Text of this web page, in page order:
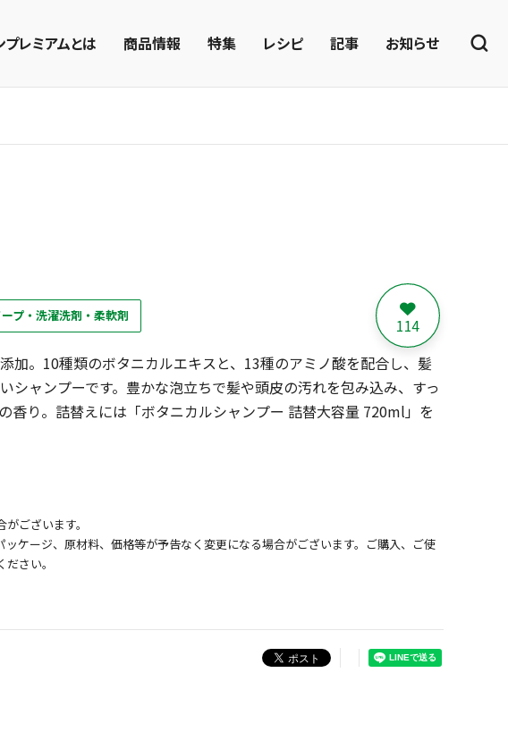
プレミアムとは 商品情報 特集 レシピ 記事 お知らせ
プ・洗濯洗剤・柔軟剤 114
加。10種類のボタニカルエキスと、13種のアミノ酸を配合し、髪
シャンプーです。豊かな泡立ちで髪や頭皮の汚れを包み込み、すっ
香り。詰替えには「ボタニカルシャンプー 詰替大容量 720ml」を
ございます。
ケージ、原材料、価格等が予告なく変更になる場合がございます。ご購入、ご使
さい。